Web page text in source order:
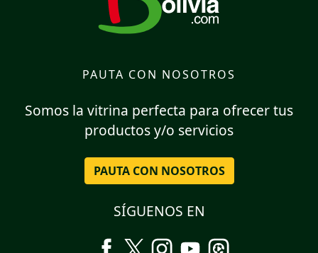
PAUTA CON NOSOTROS
Somos la vitrina perfecta para ofrecer tus
productos y/o servicios
PAUTA CON NOSOTROS
SÍGUENOS EN